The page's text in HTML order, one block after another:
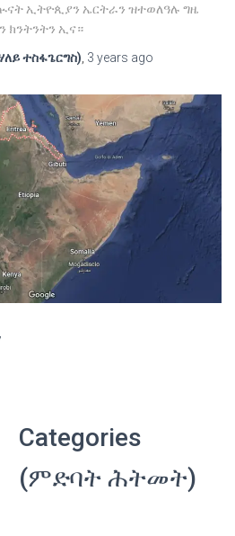
ኢትዮጲያን ኤርትራን ዝተወለዓሉ ግዜ
ክንትንትን ኢና።
ተስፋጌርግስ) 3 years ago
Categories
(ምድባት ሕትመት)